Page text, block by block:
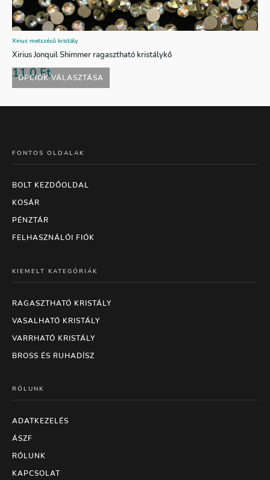
OPCIÓK VÁLASZTÁSA
Xirius metszésű kristály
Xirius Jonquil Shimmer ragasztható kristálykő
11,0Ft
FONTOS OLDALAK
BOLT KEZDŐOLDAL
KOSÁR
PÉNZTÁR
FELHASZNÁLÓI FIÓK
KIEMELT KATEGÓRIÁK
RAGASZTHATÓ KRISTÁLY
VASALHATÓ KRISTÁLY
VARRHATÓ KRISTÁLY
BROSS ÉS RUHADÍSZ
RÓLUNK
ADATKEZELÉS
ÁSZF
RÓLUNK
KAPCSOLAT